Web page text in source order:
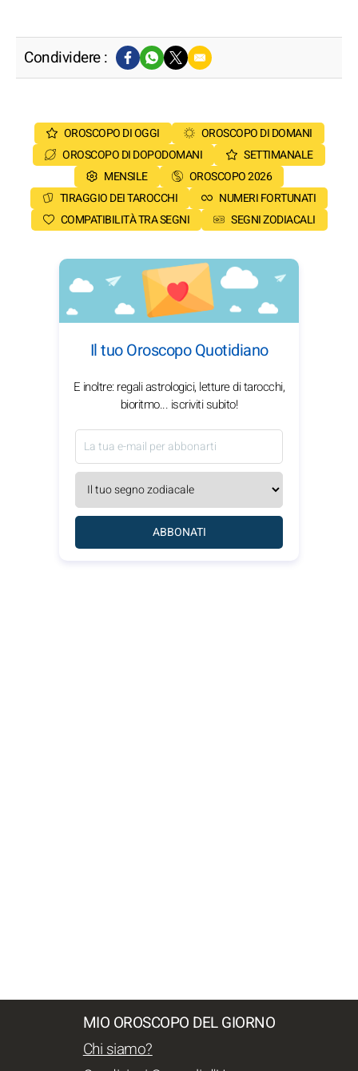
Condividere :
OROSCOPO DI OGGI
OROSCOPO DI DOMANI
OROSCOPO DI DOPODOMANI
SETTIMANALE
MENSILE
OROSCOPO 2026
TIRAGGIO DEI TAROCCHI
NUMERI FORTUNATI
COMPATIBILITÀ TRA SEGNI
SEGNI ZODIACALI
Il tuo Oroscopo Quotidiano
E inoltre: regali astrologici, letture di tarocchi,
bioritmo... iscriviti subito!
ABBONATI
MIO OROSCOPO DEL GIORNO
Chi siamo?